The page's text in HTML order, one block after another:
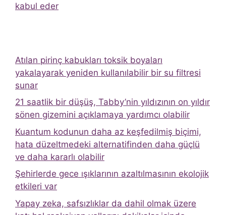
kabul eder
Atılan pirinç kabukları toksik boyaları
yakalayarak yeniden kullanılabilir bir su filtresi
sunar
21 saatlik bir düşüş, Tabby’nin yıldızının on yıldır
sönen gizemini açıklamaya yardımcı olabilir
Kuantum kodunun daha az keşfedilmiş biçimi,
hata düzeltmedeki alternatifinden daha güçlü
ve daha kararlı olabilir
Şehirlerde gece ışıklarının azaltılmasının ekolojik
etkileri var
Yapay zeka, safsızlıklar da dahil olmak üzere